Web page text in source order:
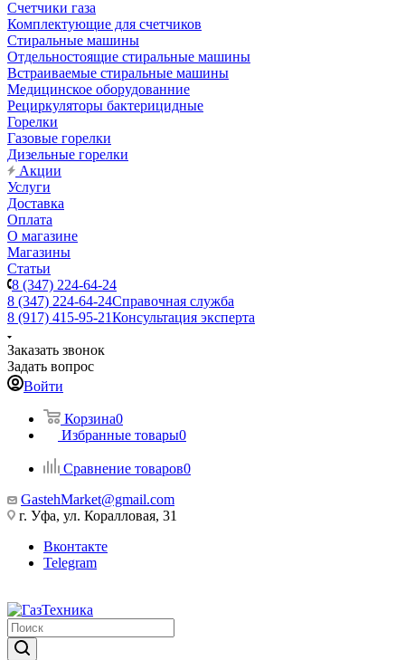
Счетчики газа
Комплектующие для счетчиков
Стиральные машины
Отдельностоящие стиральные машины
Встраиваемые стиральные машины
Медицинское оборудованние
Рециркуляторы бактерицидные
Горелки
Газовые горелки
Дизельные горелки
Акции
Услуги
Доставка
Оплата
О магазине
Магазины
Статьи
8 (347) 224-64-24
8 (347) 224-64-24Справочная служба
8 (917) 415-95-21Консультация эксперта
Заказать звонок
Задать вопрос
Войти
Корзина0
Избранные товары0
Сравнение товаров0
GastehMarket@gmail.com
г. Уфа, ул. Коралловая, 31
Вконтакте
Telegram